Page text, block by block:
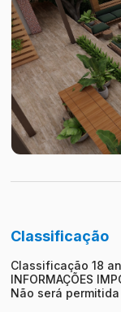
Classificação
Classificação 18
INFORMAÇÕES
Não será